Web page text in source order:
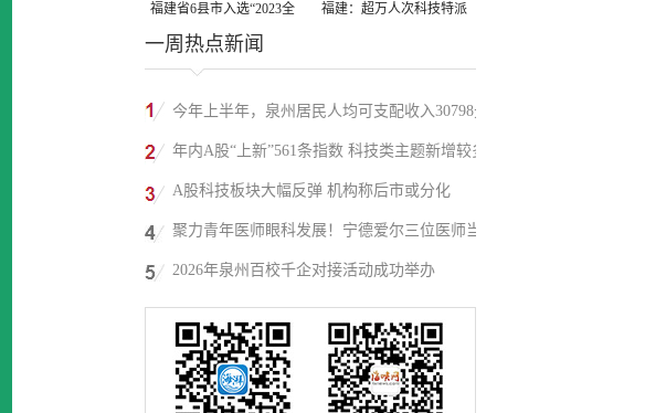
福建省6县市入选“2023全
国县域发展潜力百强县”
福建：超万人次科技特派
一周热点新闻
今年上半年，泉州居民人均可支配收入30798元
年内A股“上新”561条指数 科技类主题新增较多
A股科技板块大幅反弹 机构称后市或分化
聚力青年医师眼科发展！宁德爱尔三位医师当
选市眼科青年学组成员
2026年泉州百校千企对接活动成功举办